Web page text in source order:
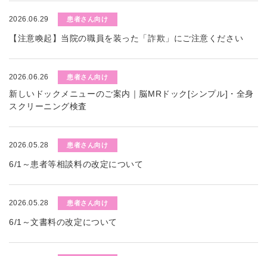
2026.06.29 患者さん向け
【注意喚起】当院の職員を装った「詐欺」にご注意ください
2026.06.26 患者さん向け
新しいドックメニューのご案内｜脳MRドック[シンプル]・全身
スクリーニング検査
2026.05.28 患者さん向け
6/1～患者等相談料の改定について
2026.05.28 患者さん向け
6/1～文書料の改定について